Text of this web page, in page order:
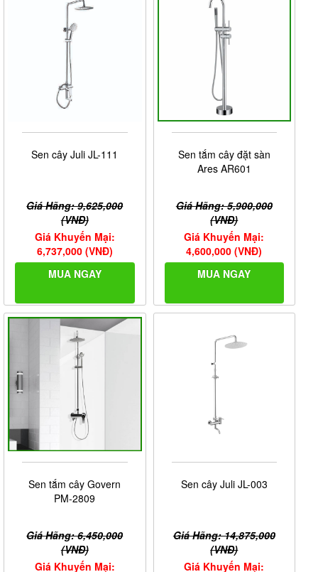
Sen cây Juli JL-111
Giá Hãng: 9,625,000
(VNĐ)
Giá Khuyến Mại:
6,737,000 (VNĐ)
MUA NGAY
Sen tắm cây đặt sàn
Ares AR601
Giá Hãng: 5,900,000
(VNĐ)
Giá Khuyến Mại:
4,600,000 (VNĐ)
MUA NGAY
Sen tắm cây Govern
PM-2809
Giá Hãng: 6,450,000
(VNĐ)
Giá Khuyến Mại:
Sen cây Juli JL-003
Giá Hãng: 14,875,000
(VNĐ)
Giá Khuyến Mại: